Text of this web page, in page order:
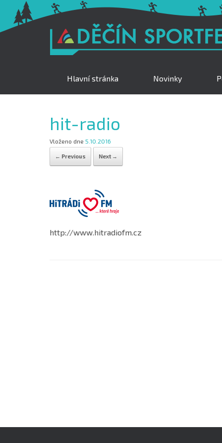
Hlavní stránka Novinky
hit-radio
Vloženo dne 5.10.2016
← Previous Next →
http://www.hitradiofm.cz